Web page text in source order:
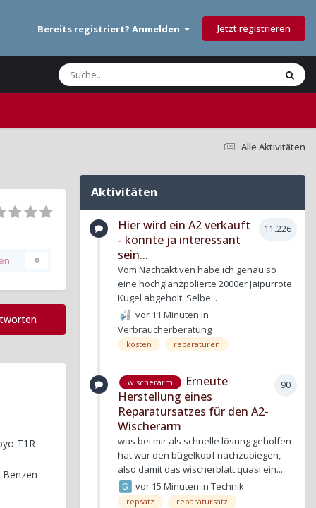
Bereits registriert? Anmelden Jetzt registrieren
Alle Aktivitäten
0
T1R
Aktivitäten
11.226
Hier wird ein A2 verkauft
- könnte ja interessant
sein...
Vom Nachtaktiven habe ich genau so
eine hochglanzpolierte 2000er Jaipurrote
Kugel abgeholt. Selbe...
vor 11 Minutenin
Verbraucherberatung
kosten reparaturen
90
wischerarm
Erneute
Herstellung eines
Reparatursatzes für den A2-
Wischerarm
was bei mir als schnelle lösung geholfen
hat war den bügelkopf nachzubiegen,
also damit das wischerblatt quasi ein...
vor 15 MinuteninTechnik
repsatz reparatursatz